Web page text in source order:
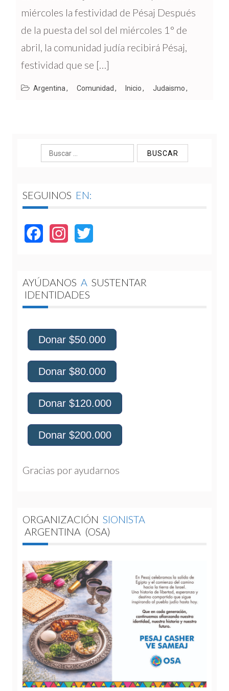
miércoles la festividad de Pésaj Después
de la puesta del sol del miércoles 1° de
abril, la comunidad judía recibirá Pésaj,
festividad que se […]
Argentina Comunidad Inicio Judaismo
Buscar:
SEGUINOS EN:
FacebookInstagram
AYÚDANOS A SUSTENTAR
IDENTIDADES
Donar $50.000
Donar $80.000
Donar $120.000
Donar $200.000
Gracias por ayudarnos
ORGANIZACIÓN SIONISTA
ARGENTINA (OSA)